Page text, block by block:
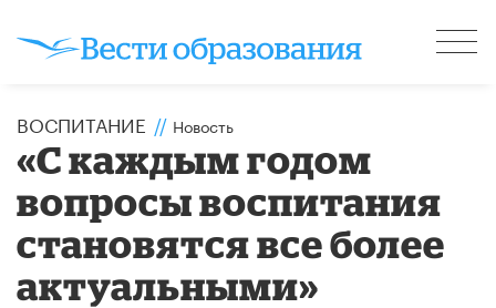
ВОСПИТАНИЕ // Новость
​«С каждым годом
вопросы воспитания
становятся все более
актуальными»